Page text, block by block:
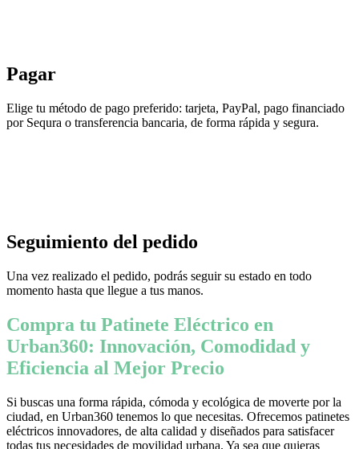
Pagar
Elige tu método de pago preferido: tarjeta, PayPal, pago financiado
por Sequra o transferencia bancaria, de forma rápida y segura.
Seguimiento del pedido
Una vez realizado el pedido, podrás seguir su estado en todo
momento hasta que llegue a tus manos.
Compra tu Patinete Eléctrico en
Urban360: Innovación, Comodidad y
Eficiencia al Mejor Precio
Si buscas una forma rápida, cómoda y ecológica de moverte por la
ciudad, en Urban360 tenemos lo que necesitas. Ofrecemos patinetes
eléctricos innovadores, de alta calidad y diseñados para satisfacer
todas tus necesidades de movilidad urbana. Ya sea que quieras